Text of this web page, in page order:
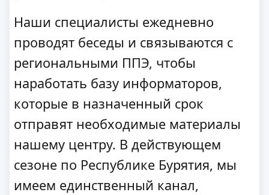
Наши специалисты ежедневно
проводят беседы и связываются с
региональными ППЭ, чтобы
наработать базу информаторов,
которые в назначенный срок
отправят необходимые материалы
нашему центру. В действующем
сезоне по Республике Бурятия, мы
имеем единственный канал,